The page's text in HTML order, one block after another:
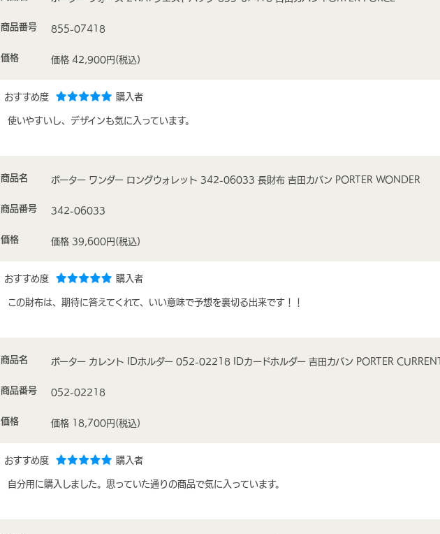
商品番号 855-07418
価格 価格 42,900円 (税込)
おすすめ度 購入者
使いやすいし、デザインも気に入っています。
商品名 ポーター ワンダー ロングウォレット 342-06033 長財布 吉田カバン PORTER WONDER
商品番号 342-06033
価格 価格 39,600円 (税込)
おすすめ度 購入者
この財布は、期待に答えてくれて、いい意味で予想を裏切る出来です！！
商品名 ポーター カレント IDホルダー 052-02218 IDカードホルダー 吉田カバン PORTER CURRENT
商品番号 052-02218
価格 価格 18,700円 (税込)
おすすめ度 購入者
自分用に購入しました。思っていた通りの商品で気に入っています。